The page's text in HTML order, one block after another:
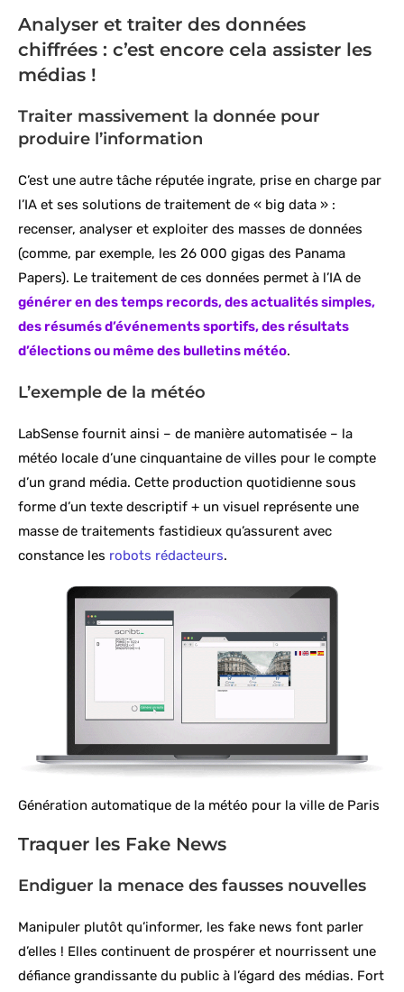
Analyser et traiter des données
chiffrées : c’est encore cela assister les
médias !
Traiter massivement la donnée pour
produire l’information
C’est une autre tâche réputée ingrate, prise en charge par
l’IA et ses solutions de traitement de « big data » :
recenser, analyser et exploiter des masses de données
(comme, par exemple, les 26 000 gigas des Panama
Papers). Le traitement de ces données permet à l’IA de
générer en des temps records, des actualités simples,
des résumés d’événements sportifs, des résultats
d’élections ou même des bulletins météo.
L’exemple de la météo
LabSense fournit ainsi – de manière automatisée – la
météo locale d’une cinquantaine de villes pour le compte
d’un grand média. Cette production quotidienne sous
forme d’un texte descriptif + un visuel représente une
masse de traitements fastidieux qu’assurent avec
constance les robots rédacteurs.
Génération automatique de la météo pour la ville de Paris
Traquer les Fake News
Endiguer la menace des fausses nouvelles
Manipuler plutôt qu’informer, les fake news font parler
d’elles ! Elles continuent de prospérer et nourrissent une
défiance grandissante du public à l’égard des médias. Fort